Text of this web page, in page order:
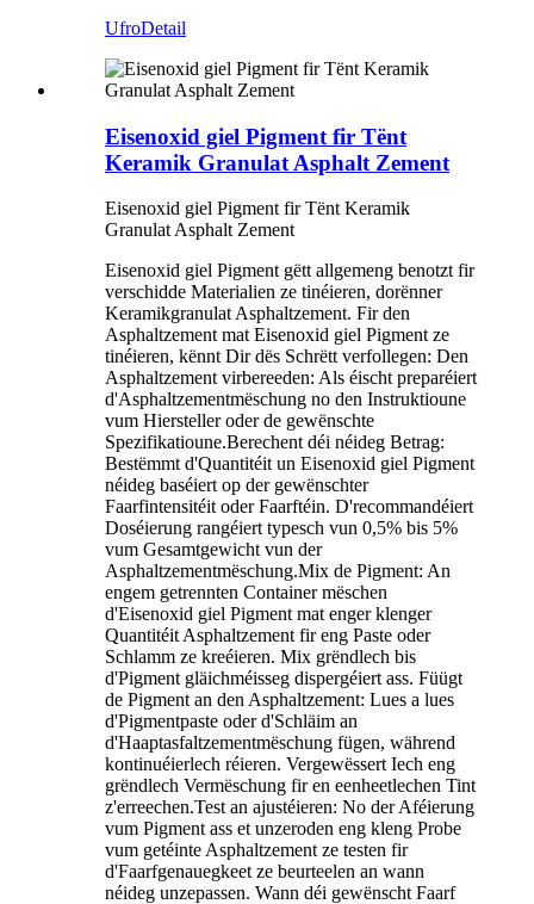
UfroDetail
Eisenoxid giel Pigment fir Tënt
Keramik Granulat Asphalt Zement
Eisenoxid giel Pigment fir Tënt Keramik
Granulat Asphalt Zement
Eisenoxid giel Pigment gëtt allgemeng benotzt fir
verschidde Materialien ze tinéieren, dorënner
Keramikgranulat Asphaltzement. Fir den
Asphaltzement mat Eisenoxid giel Pigment ze
tinéieren, kënnt Dir dës Schrëtt verfollegen: Den
Asphaltzement virbereeden: Als éischt preparéiert
d'Asphaltzementmëschung no den Instruktioune
vum Hiersteller oder de gewënschte
Spezifikatioune.Berechent déi néideg Betrag:
Bestëmmt d'Quantitéit un Eisenoxid giel Pigment
néideg baséiert op der gewënschter
Faarfintensitéit oder Faarftéin. D'recommandéiert
Doséierung rangéiert typesch vun 0,5% bis 5%
vum Gesamtgewicht vun der
Asphaltzementmëschung.Mix de Pigment: An
engem getrennten Container mëschen
d'Eisenoxid giel Pigment mat enger klenger
Quantitéit Asphaltzement fir eng Paste oder
Schlamm ze kreéieren. Mix grëndlech bis
d'Pigment gläichméisseg dispergéiert ass. Füügt
de Pigment an den Asphaltzement: Lues a lues
d'Pigmentpaste oder d'Schläim an
d'Haaptasfaltzementmëschung fügen, während
kontinuéierlech réieren. Vergewëssert Iech eng
grëndlech Vermëschung fir en eenheetlechen Tint
z'erreechen.Test an ajustéieren: No der Aféierung
vum Pigment ass et unzeroden eng kleng Probe
vum getéinte Asphaltzement ze testen fir
d'Faarfgenauegkeet ze beurteelen an wann
néideg unzepassen. Wann déi gewënscht Faarf